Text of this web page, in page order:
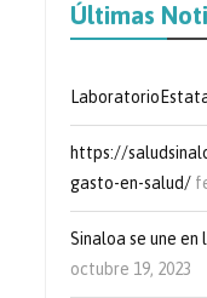
Últimas
https://
gasto-en-salud/
Sinaloa se une
octubre 19, 2023